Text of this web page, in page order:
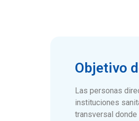
Objetivo
Las personas
instituciones
transversal